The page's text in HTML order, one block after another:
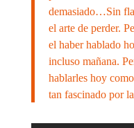
demasiado…Sin
el arte de perder.
el haber hablado
incluso mañana.
hablarles hoy
tan fascinado por